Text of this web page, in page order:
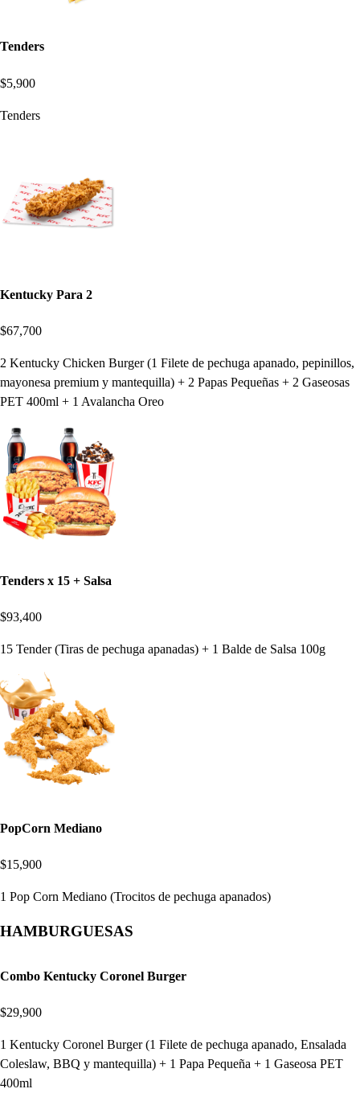
Tenders
$5,900
Tenders
Kentucky Para 2
$67,700
2 Kentucky Chicken Burger (1 Filete de pechuga apanado, pepinillos,
mayonesa premium y mantequilla) + 2 Papas Pequeñas + 2 Gaseosas
PET 400ml + 1 Avalancha Oreo
Tenders x 15 + Salsa
$93,400
15 Tender (Tiras de pechuga apanadas) + 1 Balde de Salsa 100g
PopCorn Mediano
$15,900
1 Pop Corn Mediano (Trocitos de pechuga apanados)
HAMBURGUESAS
Combo Kentucky Coronel Burger
$29,900
1 Kentucky Coronel Burger (1 Filete de pechuga apanado, Ensalada
Coleslaw, BBQ y mantequilla) + 1 Papa Pequeña + 1 Gaseosa PET
400ml